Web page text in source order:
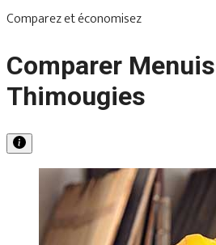
Comparez et économisez
Comparer
Thimougies